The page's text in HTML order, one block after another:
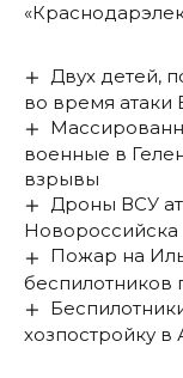
Двух детей,
во время
военные в
взрывы
Дроны ВСУ
Новороссийска
Пожар на
беспилотников
хозпостройку в